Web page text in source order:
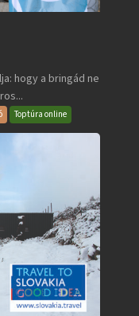
hogy a bringád ne
Toptúra online